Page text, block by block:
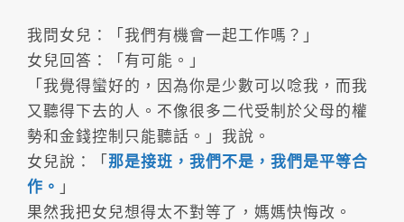
我問女兒：「我們有機會一起工作嗎？」
女兒回答：「有可能。」
「我覺得蠻好的，因為你是少數可以唸我，而我
又聽得下去的人。不像很多二代受制於父母的權
勢和金錢控制只能聽話。」我說。
女兒說：「 那是接班，我們不是，我們是平等合
作。 」
果然我把女兒想得太不對等了，媽媽快悔改。